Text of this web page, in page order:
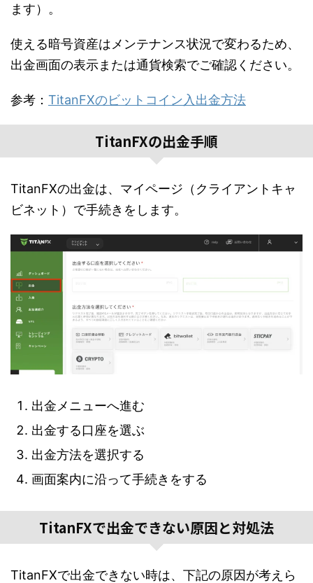
ます）。
使える暗号資産はメンテナンス状況で変わるため、
出金画面の表示または通貨検索でご確認ください。
参考： TitanFXのビットコイン入出金方法
TitanFXの出金手順
TitanFXの出金は、マイページ（クライアントキャ
ビネット）で手続きをします。
出金メニューへ進む
出金する口座を選ぶ
出金方法を選択する
画面案内に沿って手続きをする
TitanFXで出金できない原因と対処法
TitanFXで出金できない時は、下記の原因が考えら